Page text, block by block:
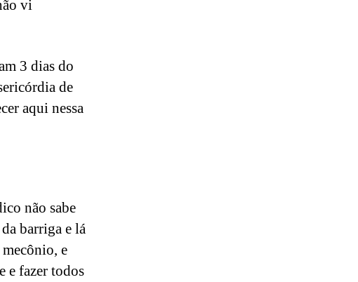
vi
3 dias do
de
aqui nessa
não sabe
barriga e lá
e
e fazer todos